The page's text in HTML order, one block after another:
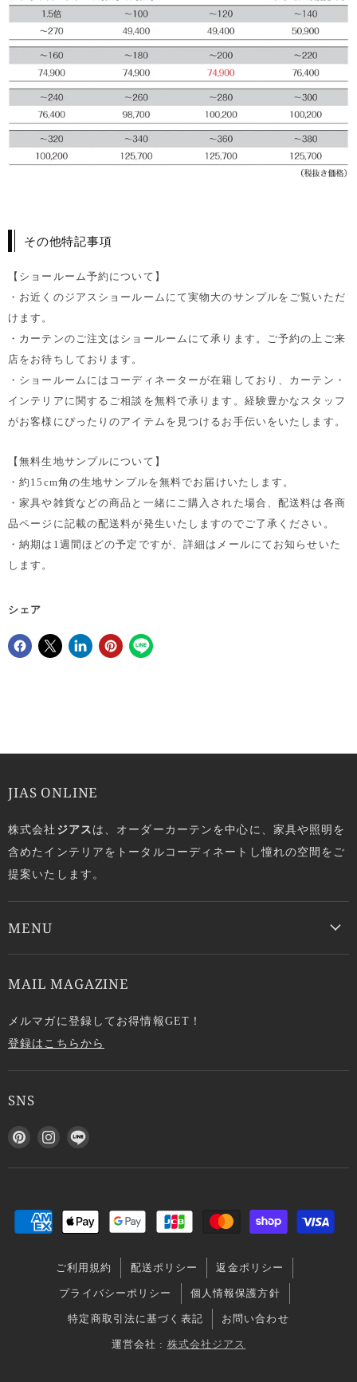
その他特記事項
【ショールーム予約について】
・お近くのジアスショールームにて実物大のサンプルをご覧いただ
けます。
・カーテンのご注文はショールームにて承ります。ご予約の上ご来
店をお待ちしております。
・ショールームにはコーディネーターが在籍しており、カーテン・
インテリアに関するご相談を無料で承ります。経験豊かなスタッフ
がお客様にぴったりのアイテムを見つけるお手伝いをいたします。
【無料生地サンプルについて】
・約15cm角の生地サンプルを無料でお届けいたします。
・家具や雑貨などの商品と一緒にご購入された場合、配送料は各商
品ページに記載の配送料が発生いたしますのでご了承ください。
・納期は1週間ほどの予定ですが、詳細はメールにてお知らせいた
します。
シェア
JIAS ONLINE
株式会社 ジアスは、オーダーカーテンを中心に、家具や照明を
含めたインテリアをトータルコーディネートし憧れの空間をご
提案いたします。
MENU
MAIL MAGAZINE
メルマガに登録してお得情報GET！
登録はこちらから
SNS
P
n
r
I
s
m
で
つ
L
N
見
て
く
さ
ご利用規約 配送ポリシー 返金ポリシー
プライバシーポリシー 個人情報保護方針
特定商取引法に基づく表記 お問い合わせ
運営会社 : 株式会社ジアス